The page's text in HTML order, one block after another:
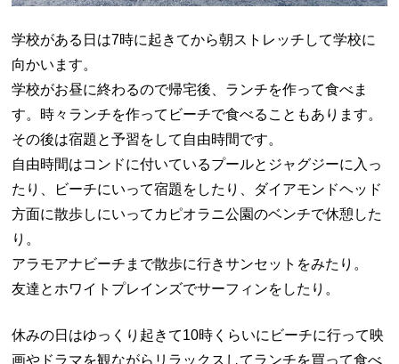
学校がある日は7時に起きてから朝ストレッチして学校に
向かいます。
学校がお昼に終わるので帰宅後、ランチを作って食べま
す。時々ランチを作ってビーチで食べることもあります。
その後は宿題と予習をして自由時間です。
自由時間はコンドに付いているプールとジャグジーに入っ
たり、ビーチにいって宿題をしたり、ダイアモンドヘッド
方面に散歩しにいってカピオラニ公園のベンチで休憩した
り。
アラモアナビーチまで散歩に行きサンセットをみたり。
友達とホワイトプレインズでサーフィンをしたり。
休みの日はゆっくり起きて10時くらいにビーチに行って映
画やドラマを観ながらリラックスしてランチを買って食べ